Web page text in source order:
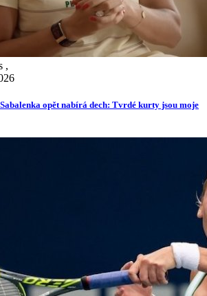
,
opět nabírá dech: Tvrdé kurty jsou moje